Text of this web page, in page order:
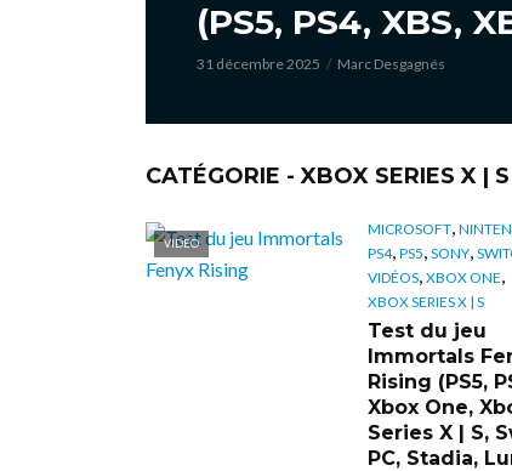
(PS5, PS4, XBS,
31 décembre 2025 Marc Desgagnés
CATÉGORIE - XBOX SERIES X | S
VIDÉO
MICROSOFT,
PS4, PS5, SONY,
VIDÉOS, XBOX ONE,
XBOX SERIES X | S
Test du jeu
Immortals
Rising (PS5,
Xbox One,
Series X | S,
PC, Stadia,